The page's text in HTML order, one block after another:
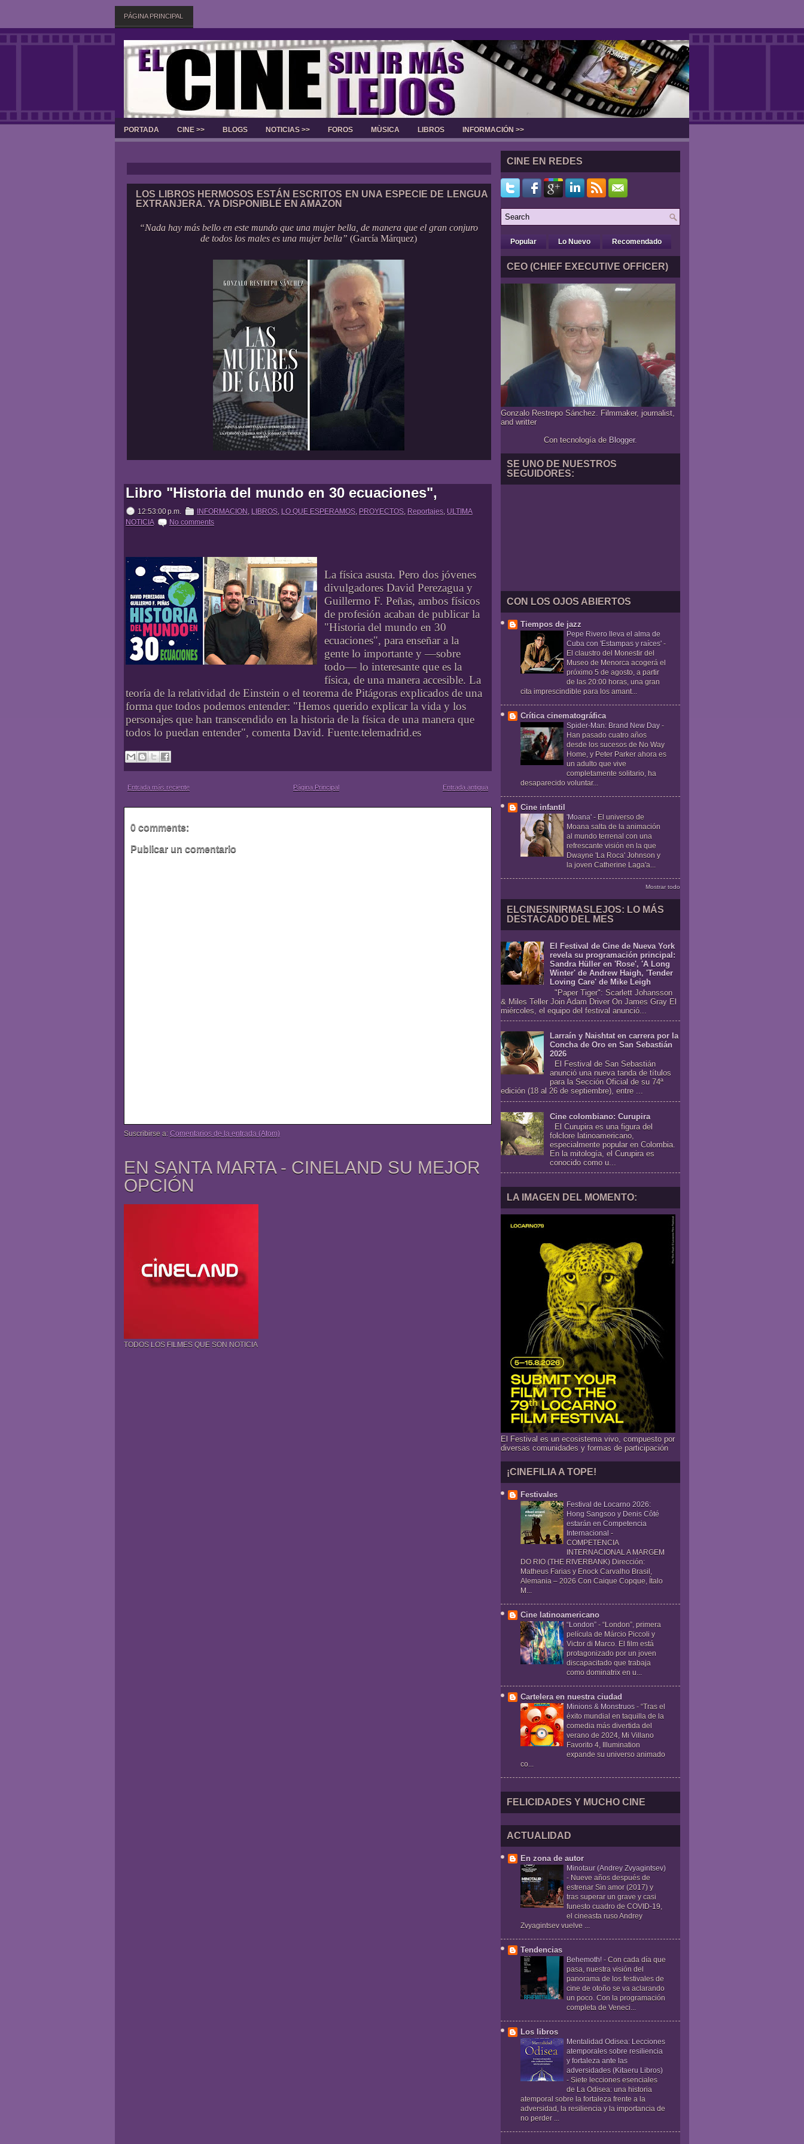
PÁGINA PRINCIPAL
PORTADA CINE >> BLOGS NOTICIAS >> FOROS MÙSICA LIBROS INFORMACIÓN >>
LOS LIBROS HERMOSOS ESTÁN ESCRITOS EN UNA ESPECIE DE LENGUA
EXTRANJERA. YA DISPONIBLE EN AMAZON
“Nada hay más bello en este mundo que una mujer bella, de manera que el gran conjuro
de todos los males es una mujer bella” (García Márquez)
Libro "Historia del mundo en 30 ecuaciones",
12:53:00 p.m. INFORMACION , LIBROS, LO QUE ESPERAMOS, PROYECTOS, Reportajes, ULTIMA
NOTICIA
No comments
La física asusta. Pero dos jóvenes
divulgadores David Perezagua y
Guillermo F. Peñas, ambos físicos
de profesión acaban de publicar la
"Historia del mundo en 30
ecuaciones", para enseñar a la
gente lo importante y —sobre
todo— lo interesante que es la
física, de una manera accesible. La
teoría de la relatividad de Einstein o el teorema de Pitágoras explicados de una
forma que todos podemos entender: "Hemos querido explicar la vida y los
personajes que han transcendido en la historia de la física de una manera que
todos lo puedan entender", comenta David. Fuente.telemadrid.es
Entrada más reciente Entrada antigua
Página Principal
0 comments:
Publicar un comentario
Suscribirse a: Comentarios de la entrada (Atom)
EN SANTA MARTA - CINELAND SU MEJOR
OPCIÓN
TODOS LOS FILMES QUE SON NOTICIA
CINE EN REDES
Popular Lo Nuevo Recomendado
CEO (CHIEF EXECUTIVE OFFICER)
Gonzalo Restrepo Sánchez. Filmmaker, journalist,
and writter
Con tecnología de Blogger.
SE UNO DE NUESTROS
SEGUIDORES:
CON LOS OJOS ABIERTOS
Tiempos de jazz
Pepe Rivero lleva el alma de
Cuba con 'Estampas y raíces' -
El claustro del Monestir del
Museo de Menorca acogerá el
próximo 5 de agosto, a partir
de las 20:00 horas, una gran
cita imprescindible para los amant...
Crítica cinematográfica
Spider-Man: Brand New Day -
Han pasado cuatro años
desde los sucesos de No Way
Home, y Peter Parker ahora es
un adulto que vive
completamente solitario, ha
desaparecido voluntar...
Cine infantil
'Moana' - El universo de
Moana salta de la animación
al mundo terrenal con una
refrescante visión en la que
Dwayne 'La Roca' Johnson y
la joven Catherine Laga'a...
Mostrar todo
ELCINESINIRMASLEJOS: LO MÁS
DESTACADO DEL MES
El Festival de Cine de Nueva York
revela su programación principal:
Sandra Hüller en 'Rose', 'A Long
Winter' de Andrew Haigh, 'Tender
Loving Care' de Mike Leigh
"Paper Tiger": Scarlett Johansson
& Miles Teller Join Adam Driver On James Gray El
miércoles, el equipo del festival anunció...
Larraín y Naishtat en carrera por la
Concha de Oro en San Sebastián
2026
El Festival de San Sebastián
anunció una nueva tanda de títulos
para la Sección Oficial de su 74ª
edición (18 al 26 de septiembre), entre ...
Cine colombiano: Curupira
El Curupira es una figura del
folclore latinoamericano,
especialmente popular en Colombia.
En la mitología, el Curupira es
conocido como u...
LA IMAGEN DEL MOMENTO:
El Festival es un ecosistema vivo, compuesto por
diversas comunidades y formas de participación
¡CINEFILIA A TOPE!
Festivales
Festival de Locarno 2026:
Hong Sangsoo y Denis Côté
estarán en Competencia
Internacional -
COMPETENCIA
INTERNACIONAL A MARGEM
DO RIO (THE RIVERBANK) Dirección:
Matheus Farias y Enock Carvalho Brasil,
Alemania – 2026 Con Caique Copque, Ítalo
M...
Cine latinoamericano
“London” - “London”, primera
película de Márcio Piccoli y
Victor di Marco. El film está
protagonizado por un joven
discapacitado que trabaja
como dominatrix en u...
Cartelera en nuestra ciudad
Minions & Monstruos - “Tras el
éxito mundial en taquilla de la
comedia más divertida del
verano de 2024, Mi Villano
Favorito 4, Illumination
expande su universo animado
co...
FELICIDADES Y MUCHO CINE
ACTUALIDAD
En zona de autor
Minotaur (Andrey Zvyagintsev)
- Nueve años después de
estrenar Sin amor (2017) y
tras superar un grave y casi
funesto cuadro de COVID-19,
el cineasta ruso Andrey
Zvyagintsev vuelve ...
Tendencias
Behemoth! - Con cada día que
pasa, nuestra visión del
panorama de los festivales de
cine de otoño se va aclarando
un poco. Con la programación
completa de Veneci...
Los libros
Mentalidad Odisea: Lecciones
atemporales sobre resiliencia
y fortaleza ante las
adversidades (Kitaeru Libros)
- Siete lecciones esenciales
de La Odisea: una historia
atemporal sobre la fortaleza frente a la
adversidad, la resiliencia y la importancia de
no perder ...